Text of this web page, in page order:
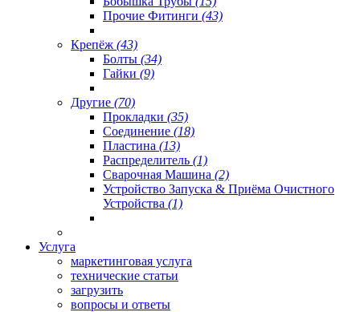
Прочие Фитинги (43)
Крепёж (43)
Болты (34)
Гайки (9)
Другие (70)
Прокладки (35)
Соединение (18)
Пластина (13)
Распределитель (1)
Сварочная Машина (2)
Устройство Запуска & Приёма Очистного
Устройства (1)
Услуга
маркетинговая услуга
технические статьи
загрузить
вопросы и ответы